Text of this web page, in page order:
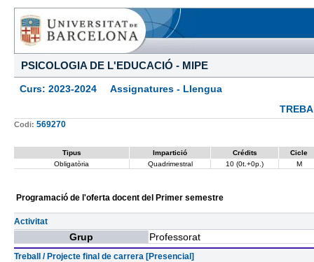
PSICOLOGIA DE L'EDUCACIÓ - MIPE
Curs: 2023-2024 Assignatures - Llengua
Codi: 569270
Tipus Impartició Crédits
Cicle
Obligatòria
Quadrimestral 10 (0t.+0p.) M
Programació de l'oferta docent del Primer semestre
Activitat
Grup Professorat
Treball / Projecte final de carrera [Presencial]